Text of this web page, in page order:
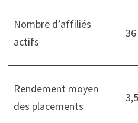
Nombre d’affiliés
actifs
Rendement moyen
des placements